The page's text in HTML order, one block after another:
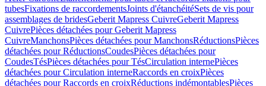
tubesFixations de raccordementsJoints d'étanchéitéSets de vis pour
assemblages de bridesGeberit Mapress CuivreGeberit Mapress
CuivrePièces détachées pour Geberit Mapress
CuivreManchonsPièces détachées pour ManchonsRéductionsPièces
détachées pour RéductionsCoudesPièces détachées pour
CoudesTésPièces détachées pour TésCirculation internePièces
détachées pour Circulation interneRaccords en croixPièces
détachées pour Raccords en croixRéductions indémontablesPièces